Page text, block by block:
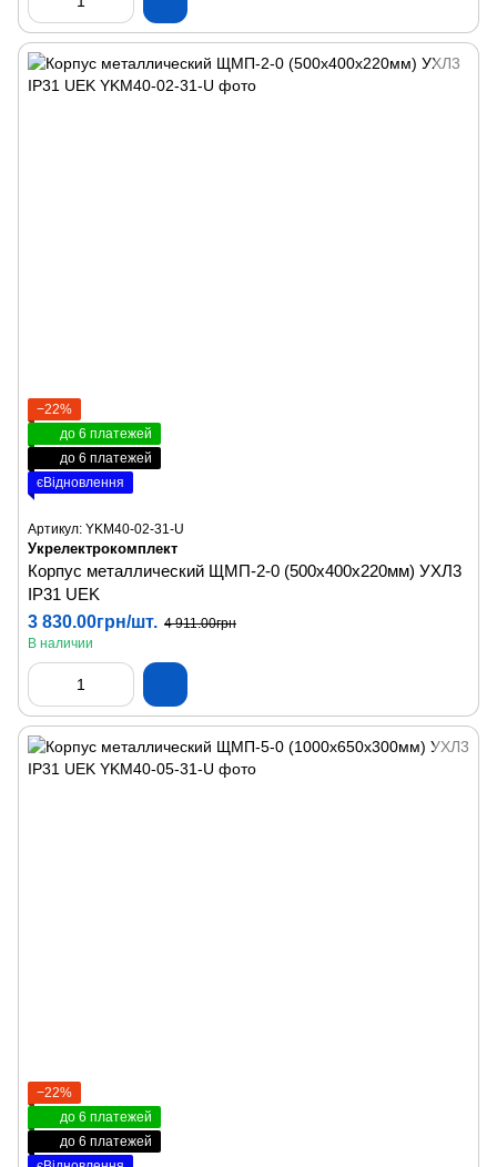
−22%
до 6 платежей
до 6 платежей
єВідновлення
Артикул: YKM40-02-31-U
Укрелектрокомплект
Корпус металлический ЩМП-2-0 (500х400х220мм) УХЛ3
IP31 UEK
3 830.00грн/шт. 4 911.00грн
В наличии
−22%
до 6 платежей
до 6 платежей